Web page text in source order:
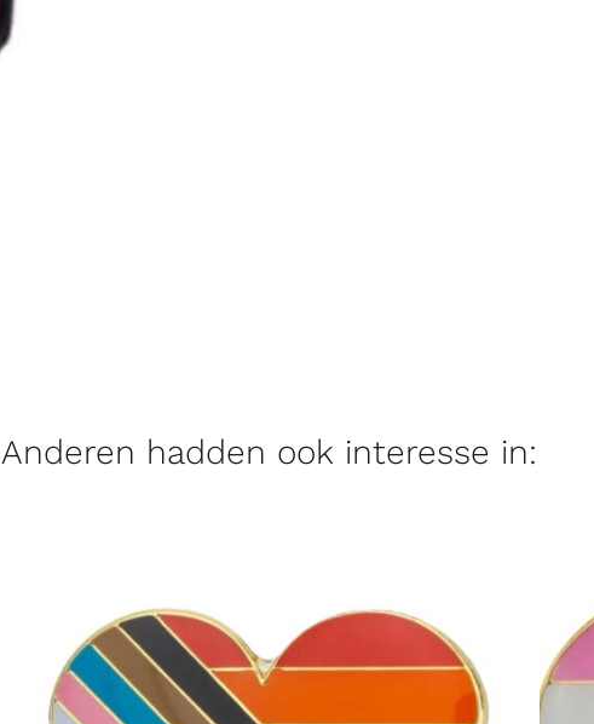
Anderen hadden ook interesse in: